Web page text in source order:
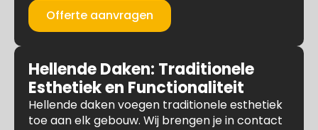
Offerte aanvragen
Hellende Daken: Traditionele
Esthetiek en Functionaliteit
Hellende daken voegen traditionele esthetiek
toe aan elk gebouw. Wij brengen je in contact